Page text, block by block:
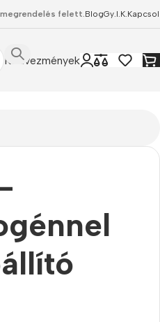
felett.BlogGy.I.K.
Kedvezmények